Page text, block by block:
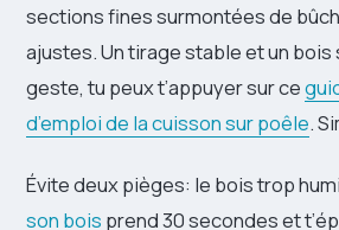
sections fines surmontées de
ajustes. Un tirage stable et un
geste, tu peux t’appuyer sur ce
d’emploi de la cuisson sur poêle.
Évite deux pièges: le bois trop
son bois prend 30 secondes et